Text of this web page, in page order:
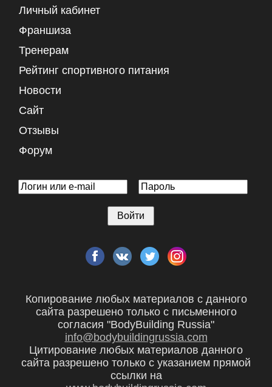
Личный кабинет
Франшиза
Тренерам
Рейтинг спортивного питания
Новости
Сайт
Отзывы
Форум
Копирование любых материалов с данного
сайта разрешено только с письменного
согласия "BodyBuilding Russia"
info@bodybuildingrussia.com
Цитирование любых материалов данного
сайта разрешено только с указанием прямой
ссылки на